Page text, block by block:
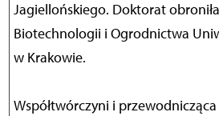
Jagiellońskiego. Doktorat
Biotechnologii i Ogrodnictwa
w Krakowie.
Współtwórczyni i